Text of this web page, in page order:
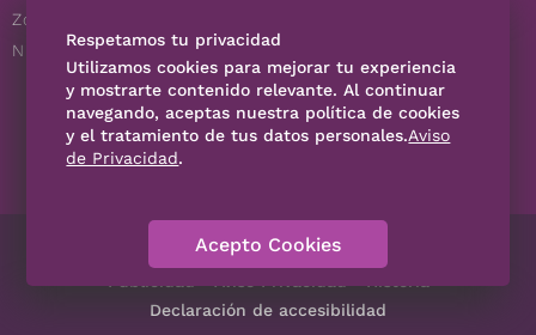
Zoociales
Nuevos Queretanos
Consultas
SÍGUENOS
Contáctanos Código de Ética
Declaración de accesibilidad
Respetamos tu privacidad
Utilizamos cookies para mejorar tu experiencia
y mostrarte contenido relevante. Al continuar
navegando, aceptas nuestra política de cookies
y el tratamiento de tus datos personales.Aviso
de Privacidad.
Acepto Cookies